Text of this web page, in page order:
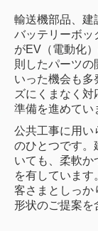
輸送機部品、建
バッテリーボッ
がEV（電動化
則したパーツの
いった機会も多
ズにくまなく
準備を進めてい
公共工事に用い
のひとつです。
いても、柔軟か
を有していま
客さまとしっか
形状のご提案を